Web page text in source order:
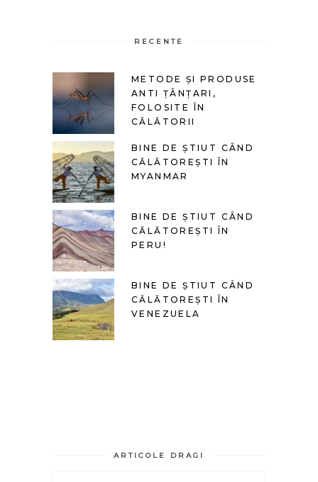
RECENTE
METODE ȘI PRODUSE
ANTI ȚÂNȚARI,
FOLOSITE ÎN
CĂLĂTORII
BINE DE ȘTIUT CÂND
CĂLĂTOREȘTI ÎN
MYANMAR
BINE DE ȘTIUT CÂND
CĂLĂTOREȘTI ÎN
PERU!
BINE DE ȘTIUT CÂND
CĂLĂTOREȘTI ÎN
VENEZUELA
ARTICOLE DRAGI